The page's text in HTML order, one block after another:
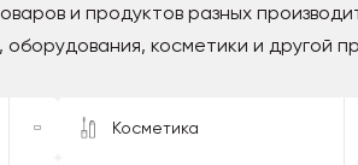
и продуктов разных
косметики и другой
Косметика